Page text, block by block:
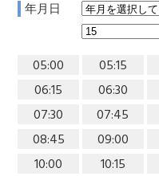
年月日
05:00 05:15
06:15
06:30
07:30
07:45
08:45
09:00
10:00
10:15